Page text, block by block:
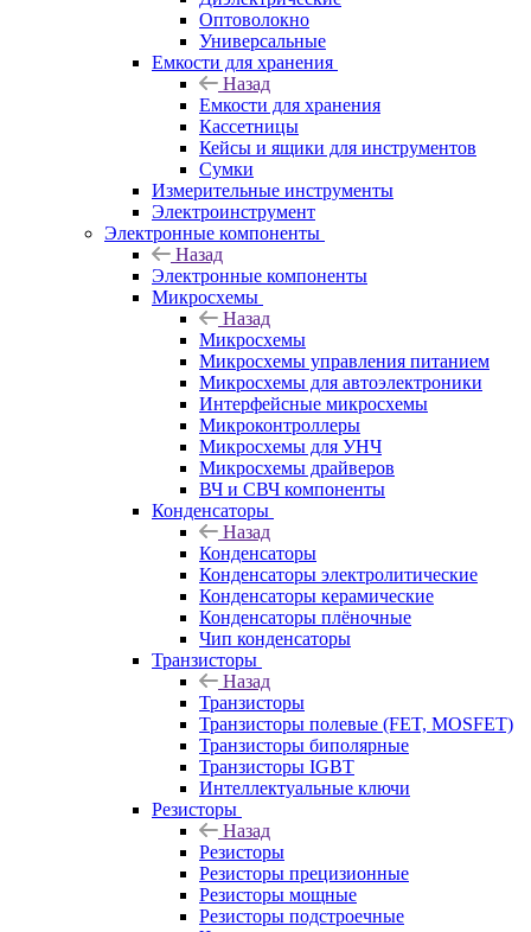
Оптоволокно
Универсальные
Емкости для хранения
Назад
Емкости для хранения
Кассетницы
Кейсы и ящики для инструментов
Сумки
Измерительные инструменты
Электроинструмент
Электронные компоненты
Назад
Электронные компоненты
Микросхемы
Назад
Микросхемы
Микросхемы управления питанием
Микросхемы для автоэлектроники
Интерфейсные микросхемы
Микроконтроллеры
Микросхемы для УНЧ
Микросхемы драйверов
ВЧ и СВЧ компоненты
Конденсаторы
Назад
Конденсаторы
Конденсаторы электролитические
Конденсаторы керамические
Конденсаторы плёночные
Чип конденсаторы
Транзисторы
Назад
Транзисторы
Транзисторы полевые (FET, MOSFET)
Транзисторы биполярные
Транзисторы IGBT
Интеллектуальные ключи
Резисторы
Назад
Резисторы
Резисторы прецизионные
Резисторы мощные
Резисторы подстроечные